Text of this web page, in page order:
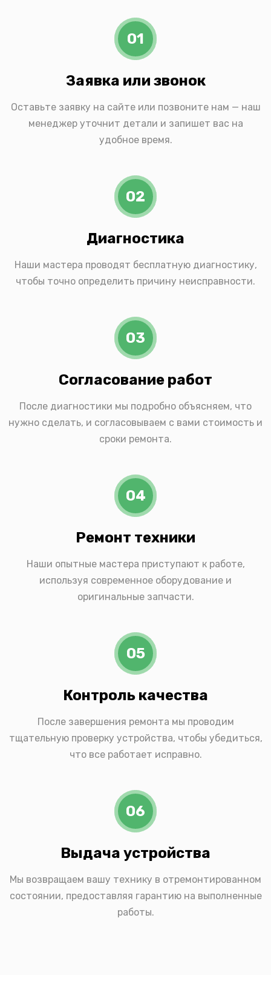
01
Заявка или звонок
Оставьте заявку на сайте или позвоните нам — наш
менеджер уточнит детали и запишет вас на
удобное время.
02
Диагностика
Наши мастера проводят бесплатную диагностику,
чтобы точно определить причину неисправности.
03
Согласование работ
После диагностики мы подробно объясняем, что
нужно сделать, и согласовываем с вами стоимость и
сроки ремонта.
04
Ремонт техники
Наши опытные мастера приступают к работе,
используя современное оборудование и
оригинальные запчасти.
05
Контроль качества
После завершения ремонта мы проводим
тщательную проверку устройства, чтобы убедиться,
что все работает исправно.
06
Выдача устройства
Мы возвращаем вашу технику в отремонтированном
состоянии, предоставляя гарантию на выполненные
работы.